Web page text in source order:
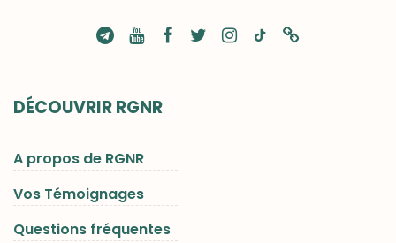
DÉCOUVRIR RGNR
A propos de RGNR
Vos Témoignages
Questions fréquentes